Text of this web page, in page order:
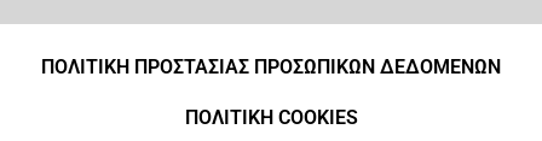
ΠΟΛΙΤΙΚΗ ΠΡΟΣΤΑΣΙΑΣ ΠΡΟΣΩΠΙΚΩΝ ΔΕΔΟΜΕΝΩΝ
ΠΟΛΙΤΙΚΗ COOKIES